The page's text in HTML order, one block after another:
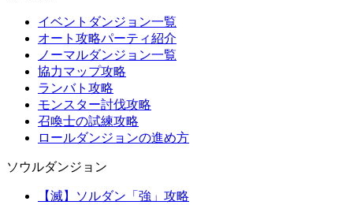
イベントダンジョン一覧
オート攻略パーティ紹介
ノーマルダンジョン一覧
協力マップ攻略
ランバト攻略
モンスター討伐攻略
召喚士の試練攻略
ロールダンジョンの進め方
ソウルダンジョン
【滅】ソルダン「強」攻略